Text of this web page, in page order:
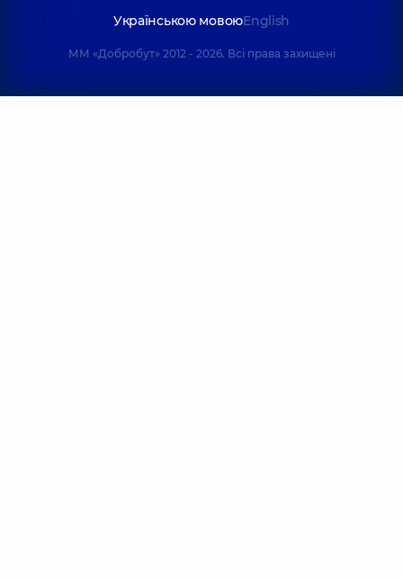
Українською мовоюEnglish
ММ «Добробут» 2012 - 2026. Всі права захищені